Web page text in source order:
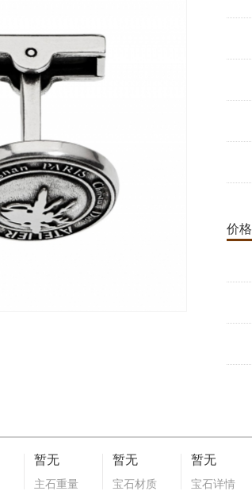
价格
暂无
主石重量
暂无
宝石材质
暂无
宝石详情